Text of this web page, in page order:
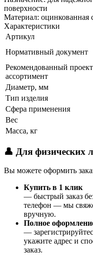
поверхности
Материал: оцинкованная
Характеристики
Артикул
Нормативный документ
Рекомендованный
ассортимент
Диаметр, мм
Тип изделия
Сфера применения
Вес
Масса, кг
👤 Для физических
Вы можете оформить
Купить в 1 клик
— быстрый заказ
телефон — мы
вручную.
Полное
—
укажите адрес и
заказ.